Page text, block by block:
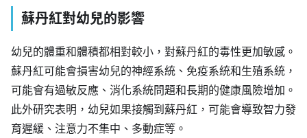
蘇丹紅對幼兒的影響
幼兒的體重和體積都相對較小，對蘇丹紅的毒性更加敏感。
蘇丹紅可能會損害幼兒的神經系統、免疫系統和生殖系統，
可能會有過敏反應、消化系統問題和長期的健康風險增加。
此外研究表明，幼兒如果接觸到蘇丹紅，可能會導致智力發
育遲緩、注意力不集中、多動症等。